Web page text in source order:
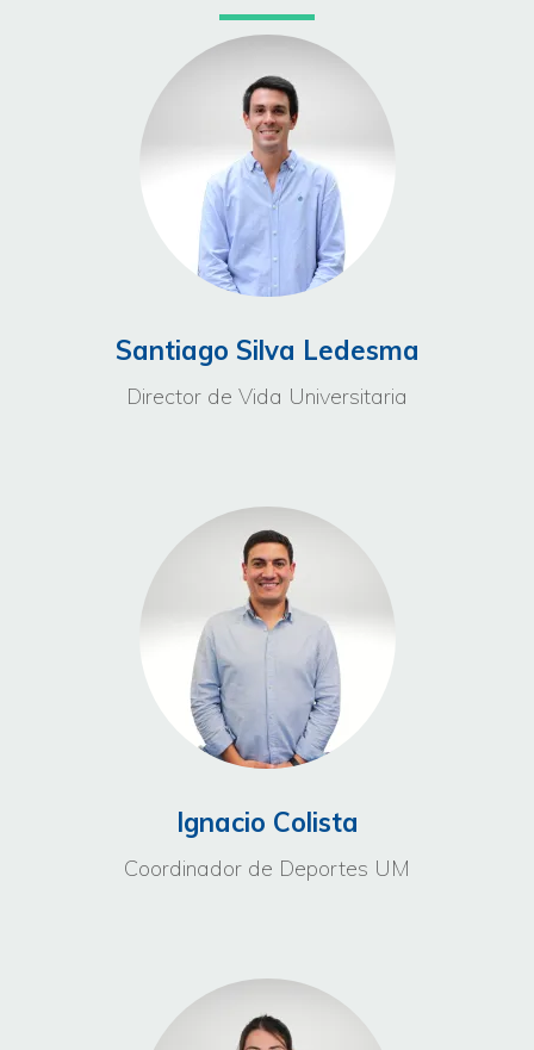
Santiago Silva Ledesma
Director de Vida Universitaria
Ignacio Colista
Coordinador de Deportes UM